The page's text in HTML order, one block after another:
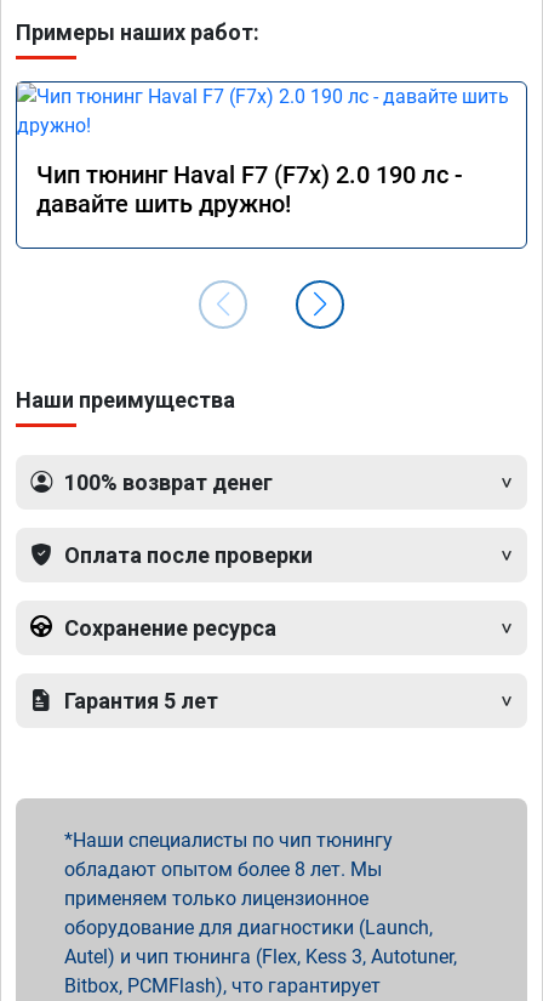
Примеры наших работ:
Чип тюнинг Haval F7 (F7x) 2.0 190 лс -
давайте шить дружно!
Наши преимущества
100% возврат денег
Оплата после проверки
Сохранение ресурса
Гарантия 5 лет
Наши специалисты по чип тюнингу
обладают опытом более 8 лет. Мы
применяем только лицензионное
оборудование для диагностики (Launch,
Autel) и чип тюнинга (Flex, Kess 3, Autotuner,
Bitbox, PCMFlash), что гарантирует